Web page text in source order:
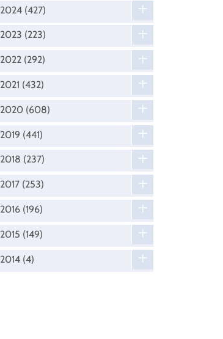
2024 (427)
2023 (223)
2022 (292)
2021 (432)
2020 (608)
2019 (441)
2018 (237)
2017 (253)
2016 (196)
2015 (149)
2014 (4)